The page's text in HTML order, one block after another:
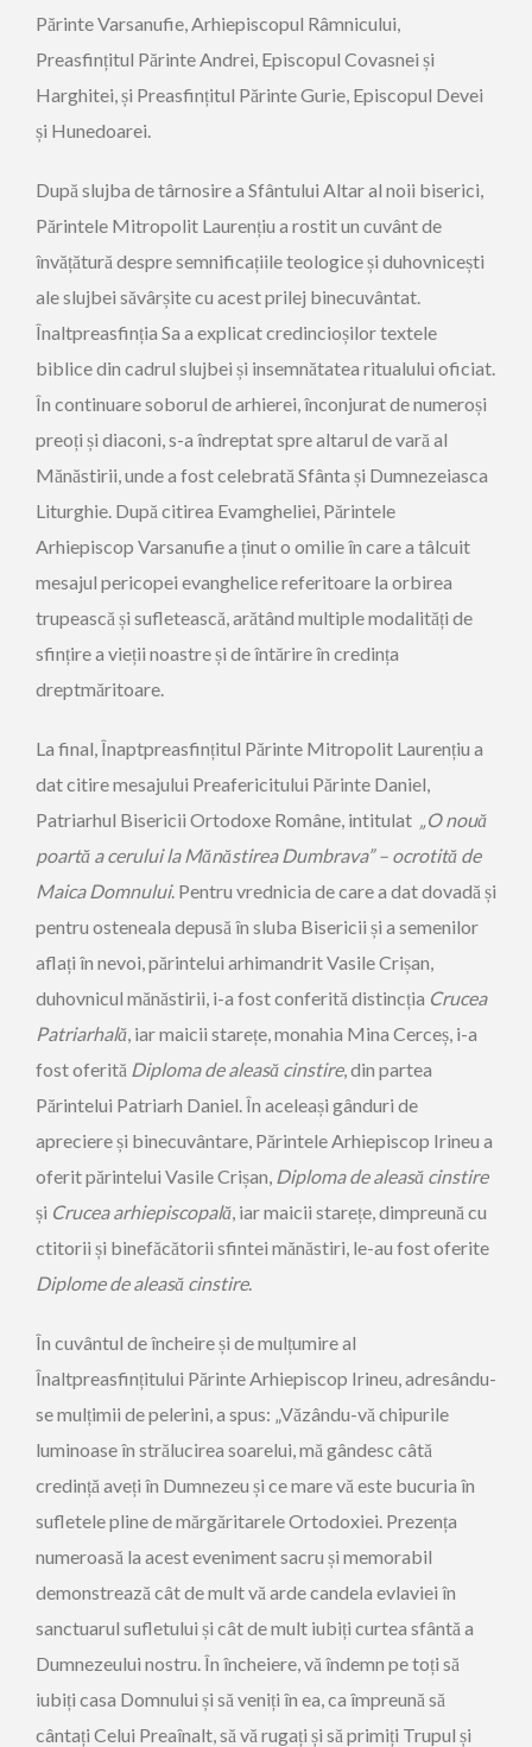
Părinte Varsanufie, Arhiepiscopul Râmnicului,
Preasfințitul Părinte Andrei, Episcopul Covasnei și
Harghitei, și Preasfințitul Părinte Gurie, Episcopul Devei
și Hunedoarei.
După slujba de târnosire a Sfântului Altar al noii biserici,
Părintele Mitropolit Laurențiu a rostit un cuvânt de
învățătură despre semnificațiile teologice și duhovnicești
ale slujbei săvârșite cu acest prilej binecuvântat.
Înaltpreasfinția Sa a explicat credincioșilor textele
biblice din cadrul slujbei și insemnătatea ritualului oficiat.
În continuare soborul de arhierei, înconjurat de numeroși
preoți și diaconi, s-a îndreptat spre altarul de vară al
Mănăstirii, unde a fost celebrată Sfânta și Dumnezeiasca
Liturghie. După citirea Evamgheliei, Părintele
Arhiepiscop Varsanufie a ținut o omilie în care a tâlcuit
mesajul pericopei evanghelice referitoare la orbirea
trupească și sufletească, arătând multiple modalități de
sfințire a vieții noastre și de întărire în credința
dreptmăritoare.
La final, Înaptpreasfințitul Părinte Mitropolit Laurențiu a
dat citire mesajului Preafericitului Părinte Daniel,
Patriarhul Bisericii Ortodoxe Române, intitulat „O nouă
poartă a cerului la Mănăstirea Dumbrava” – ocrotită de
Maica Domnului. Pentru vrednicia de care a dat dovadă și
pentru osteneala depusă în sluba Bisericii și a semenilor
aflați în nevoi,părintelui arhimandrit Vasile Crișan,
duhovnicul mănăstirii, i-a fost conferită distincția Crucea
Patriarhală, iar maicii starețe, monahia Mina Cerceș, i-a
fost oferită Diploma de aleasă cinstire, din partea
Părintelui Patriarh Daniel. În aceleași gânduri de
apreciere și binecuvântare, Părintele Arhiepiscop Irineu a
oferit părintelui Vasile Crișan, Diploma de aleasă cinstire
și Crucea arhiepiscopală, iar maicii starețe, dimpreună cu
ctitorii și binefăcătorii sfintei mănăstiri, le-au fost oferite
Diplome de aleasă cinstire.
În cuvântul de încheire și de mulțumire al
Înaltpreasfințitului Părinte Arhiepiscop Irineu, adresându-
se mulțimii de pelerini, a spus: „Văzându-vă chipurile
luminoase în strălucirea soarelui, mă gândesc câtă
credință aveți în Dumnezeu și ce mare vă este bucuria în
sufletele pline de mărgăritarele Ortodoxiei. Prezența
numeroasă la acest eveniment sacru și memorabil
demonstrează cât de mult vă arde candela evlaviei în
sanctuarul sufletului și cât de mult iubiți curtea sfântă a
Dumnezeului nostru. În încheiere, vă îndemn pe toți să
iubiți casa Domnului și să veniți în ea, ca împreună să
cântați Celui Preaînalt, să vă rugați și să primiți Trupul și